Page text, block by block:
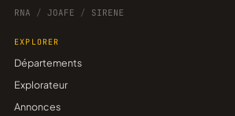
RNA / JOAFE / SIRENE
EXPLORER
Départements
Explorateur
Annonces